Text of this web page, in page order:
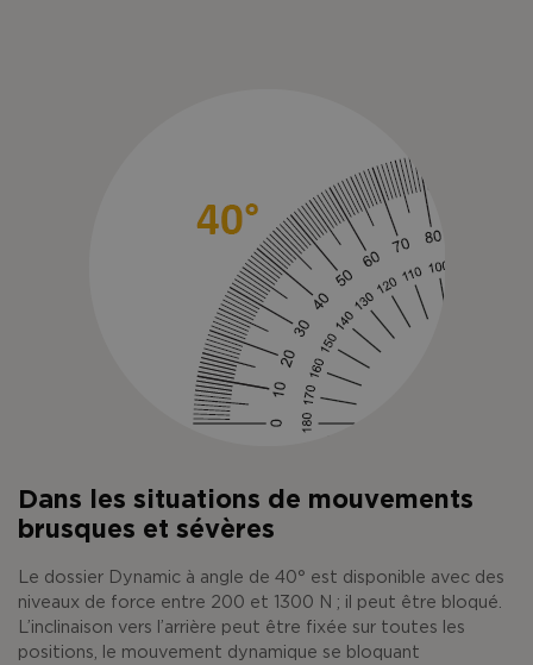
Dans les situations de mouvements
brusques et sévères
Le dossier Dynamic à angle de 40° est disponible avec des
niveaux de force entre 200 et 1300 N ; il peut être bloqué.
L’inclinaison vers l’arrière peut être fixée sur toutes les
positions, le mouvement dynamique se bloquant